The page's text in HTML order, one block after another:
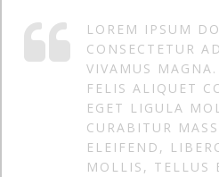
LOREM IPSUM
CONSECTETUR
VIVAMUS
FELIS ALIQUET
EGET LIGULA
CURABITUR
ELEIFEND,
MOLLIS, TELLUS